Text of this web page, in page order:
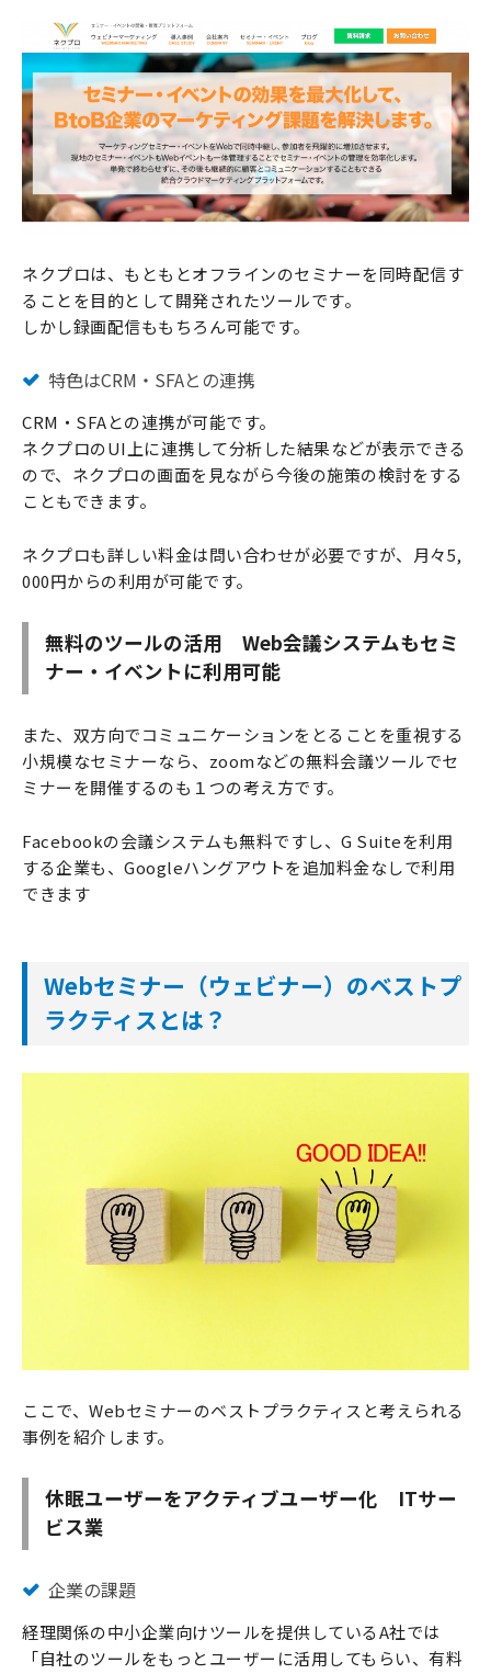
ネクプロは、もともとオフラインのセミナーを同時配信す
ることを目的として開発されたツールです。
しかし録画配信ももちろん可能です。
特色はCRM・SFAとの連携
CRM・SFAとの連携が可能です。
ネクプロのUI上に連携して分析した結果などが表示できる
ので、ネクプロの画面を見ながら今後の施策の検討をする
こともできます。
ネクプロも詳しい料金は問い合わせが必要ですが、月々5,
000円からの利用が可能です。
無料のツールの活用 Web会議システムもセミ
ナー・イベントに利用可能
また、双方向でコミュニケーションをとることを重視する
小規模なセミナーなら、zoomなどの無料会議ツールでセ
ミナーを開催するのも１つの考え方です。
Facebookの会議システムも無料ですし、G Suiteを利用
する企業も、Googleハングアウトを追加料金なしで利用
できます
Webセミナー（ウェビナー）のベストプ
ラクティスとは？
ここで、Webセミナーのベストプラクティスと考えられる
事例を紹介します。
休眠ユーザーをアクティブユーザー化 ITサー
ビス業
企業の課題
経理関係の中小企業向けツールを提供しているA社では
「自社のツールをもっとユーザーに活用してもらい、有料